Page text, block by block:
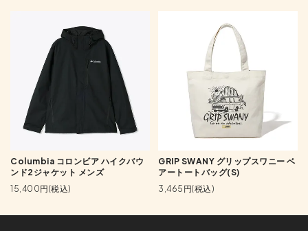
Columbia コロンビア ハイクバウ
ンド2ジャケット メンズ
15,400円(税込)
GRIP SWANY グリップスワニー ベ
アートートバッグ(S)
3,465円(税込)